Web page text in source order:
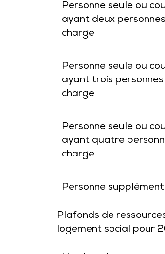
Personne seule ou
ayant deux
charge
Personne seule ou
ayant trois
charge
Personne seule ou
ayant quatre
charge
Personne
Plafonds de
logement social pour